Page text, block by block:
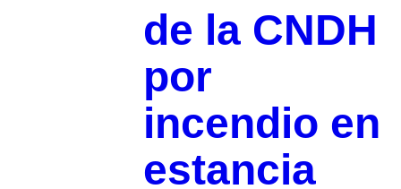
de la CNDH
por
incendio en
estancia